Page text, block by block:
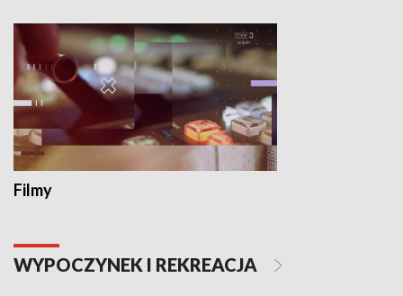
Filmy
WYPOCZYNEK I REKREACJA